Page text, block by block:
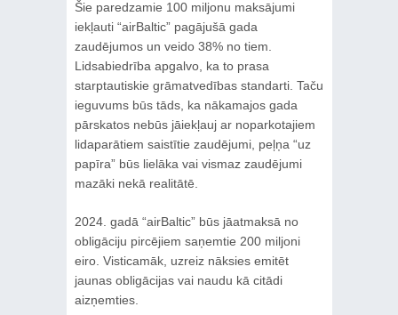
Šie paredzamie 100 miljonu maksājumi
iekļauti “airBaltic” pagājušā gada
zaudējumos un veido 38% no tiem.
Lidsabiedrība apgalvo, ka to prasa
starptautiskie grāmatvedības standarti. Taču
ieguvums būs tāds, ka nākamajos gada
pārskatos nebūs jāiekļauj ar noparkotajiem
lidaparātiem saistītie zaudējumi, peļņa “uz
papīra” būs lielāka vai vismaz zaudējumi
mazāki nekā realitātē.
2024. gadā “airBaltic” būs jāatmaksā no
obligāciju pircējiem saņemtie 200 miljoni
eiro. Visticamāk, uzreiz nāksies emitēt
jaunas obligācijas vai naudu kā citādi
aizņemties.